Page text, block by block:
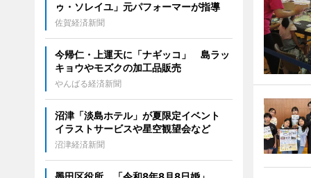
ゥ・ソレイユ」元パフォーマーが指導
佐賀経済新聞
今帰仁・上運天に「ナギッコ」 島ラッ
キョウやモズクの加工品販売
やんばる経済新聞
沼津「淡島ホテル」が夏限定イベント
イラストサービスや星空観望会など
沼津経済新聞